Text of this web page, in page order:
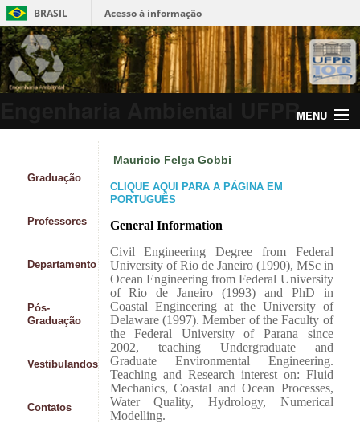
BRASIL Acesso à informação
Engenharia Ambiental UFPRMENU
Graduação
Professores
Departamento
Pós-
Graduação
Vestibulandos
Contatos
Mauricio Felga Gobbi
CLIQUE AQUI PARA A PÁGINA EM
PORTUGUÊS
General Information
Civil Engineering Degree from Federal
University of Rio de Janeiro (1990), MSc in
Ocean Engineering from Federal University
of Rio de Janeiro (1993) and PhD in
Coastal Engineering at the University of
Delaware (1997). Member of the Faculty of
the Federal University of Parana since
2002, teaching Undergraduate and
Graduate Environmental Engineering.
Teaching and Research interest on: Fluid
Mechanics, Coastal and Ocean Processes,
Water Quality, Hydrology, Numerical
Modelling.